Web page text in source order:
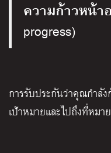
ความก้าวหน้า
progress)
การรับประกันว่าคุณกำลัง
เป้าหมายและไปถึงที่หม